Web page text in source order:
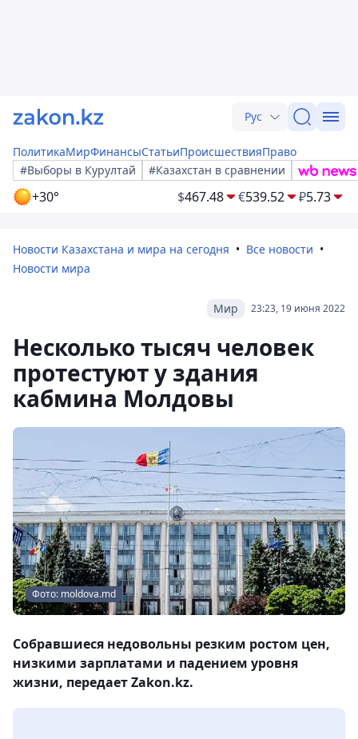
Рус
ПолитикаМирФинансыСтатьиПроисшествияПраво
#Выборы в Курултай
#Казахстан в сравнении
+30° $467.48 €539.52 ₽5.73
Новости Казахстана и мира на сегодня
Все новости
Новости мира
23:23, 19 июня 2022
Мир
Несколько тысяч человек
протестуют у здания
кабмина Молдовы
Фото: moldova.md
Собравшиеся недовольны резким ростом цен,
низкими зарплатами и падением уровня
жизни, передает Zakon.kz.